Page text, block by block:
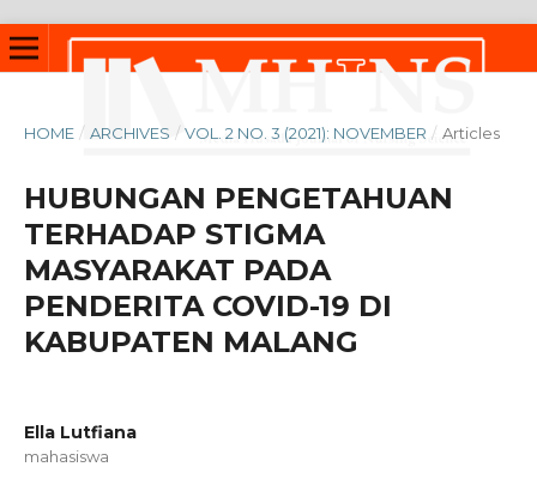
HOME / ARCHIVES / VOL. 2 NO. 3 (2021): NOVEMBER / Articles
HUBUNGAN PENGETAHUAN
TERHADAP STIGMA
MASYARAKAT PADA
PENDERITA COVID-19 DI
KABUPATEN MALANG
Ella Lutfiana
mahasiswa